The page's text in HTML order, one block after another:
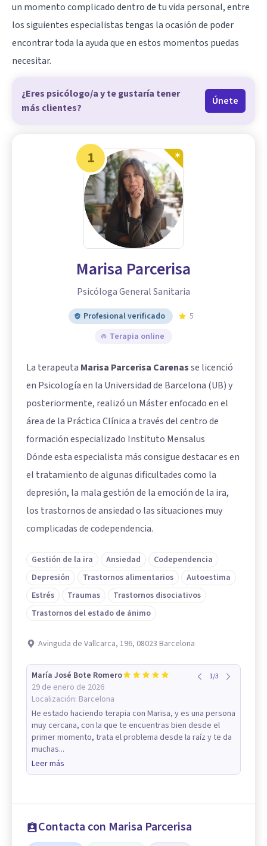
un momento complicado dentro de tu vida personal, entre
los siguientes especialistas tengas la ocasión de poder
encontrar toda la ayuda que en estos momentos puedas
necesitar.
¿Eres psicólogo/a y te gustaría tener
más clientes?
Únete
1
Marisa Parcerisa
Psicóloga General Sanitaria
Profesional verificado
5
Terapia online
La terapeuta Marisa Parcerisa Carenasse licenció
en Psicología en la Universidad de Barcelona (UB) y
posteriormente, realizó un Máster enfocado en el
área de la Práctica Clínica a través del centro de
formación especializado Instituto Mensalus
Dónde esta especialista más consigue destacar es en
el tratamiento de algunas dificultades como la
depresión, la mala gestión de la emoción de la ira,
los trastornos de ansiedad o las situaciones muy
complicadas de codependencia.
Gestión de la ira Ansiedad
Codependencia
Depresión
Trastornos alimentarios
Autoestima
Estrés
Traumas
Trastornos disociativos
Trastornos del estado de ánimo
Avinguda de Vallcarca, 196, 08023 Barcelona
María José Bote Romero
29 de enero de 2026
Localización: Barcelona
1/3
He estado haciendo terapia con Marisa, y es una persona
muy cercana, con la que te encuentras bien desde el
primer momento, trata el problema desde la raíz y te da
muchas...
Leer más
Contacta con Marisa Parcerisa